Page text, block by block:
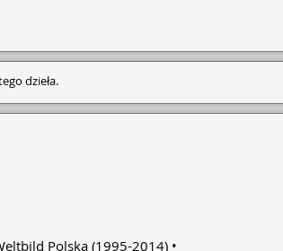
dzieła.
Polska (1995-2014)